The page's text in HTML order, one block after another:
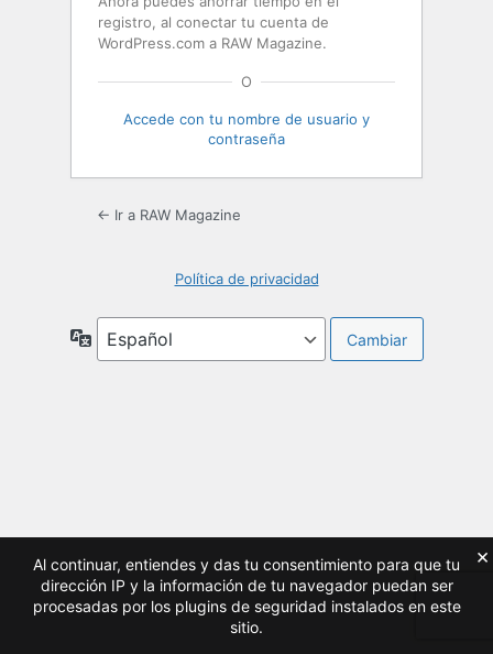
registro, al conectar tu cuenta de
WordPress.com a RAW Magazine.
O
Accede con tu nombre de usuario y
contraseña
← Ir a RAW Magazine
Política de privacidad
Idioma
Al continuar, entiendes y das tu consentimiento para que tu
dirección IP y la información de tu navegador puedan ser
procesadas por los plugins de seguridad instalados en este
sitio.
×